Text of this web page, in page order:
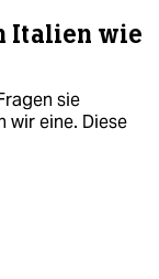
Italien wie
sie
wir eine. Diese